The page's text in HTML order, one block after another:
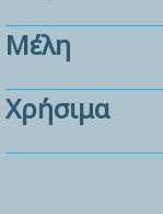
Μέλη
Χρήσιμα